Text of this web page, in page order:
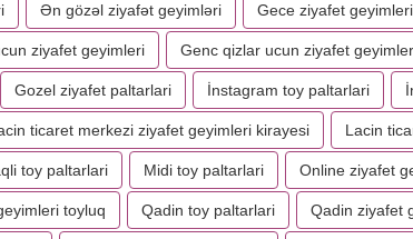
Ən gözəl ziyafət geyimləri Gece ziyafet geyimleri
ziyafet geyimleri Genc qizlar ucun ziyafet
Gozel ziyafet paltarlari İnstagram toy paltarlari
ticaret merkezi ziyafet geyimleri kirayesi Lacin
toy paltarlari Midi toy paltarlari Online ziyafet
toyluq Qadin toy paltarlari Qadin ziyafet